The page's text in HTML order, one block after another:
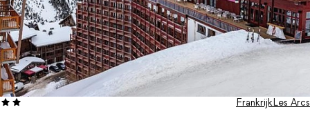
FrankrijkLes Arcs